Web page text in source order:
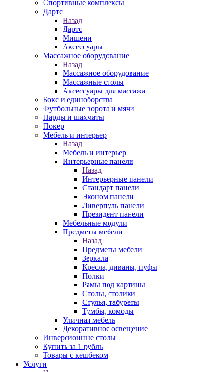
Спортивные комплексы
Дартс
Назад
Дартс
Мишени
Аксессуары
Массажное оборудование
Назад
Массажное оборудование
Массажные столы
Аксессуары для массажа
Бокс и единоборства
Футбольные ворота и мячи
Нарды и шахматы
Покер
Мебель и интерьер
Назад
Мебель и интерьер
Интерьерные панели
Назад
Интерьерные панели
Стандарт панели
Эконом панели
Ливерпуль панели
Президент панели
Мебельные модули
Предметы мебели
Назад
Предметы мебели
Зеркала
Кресла, диваны, пуфы
Полки
Рамы под картины
Столы, столики
Стулья, табуреты
Тумбы, комоды
Уличная мебель
Декоративное освещение
Инверсионные столы
Купить за 1 рубль
Товары с кешбеком
Услуги